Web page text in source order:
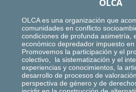
OLCA
OLCA es una organización que
comunidades en conflicto
condiciones de profunda asimetría,
económico depredador impuesto
Promovemos la participación y el
colectivo, la sistematización y el
experiencias y conocimientos, la
desarrollo de procesos de
perspectiva de género y de